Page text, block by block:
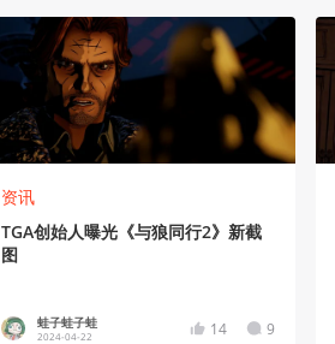
资讯
TGA创始人曝光《与狼同行2》新截
图
蛙子蛙子蛙
2024-04-22 14 9